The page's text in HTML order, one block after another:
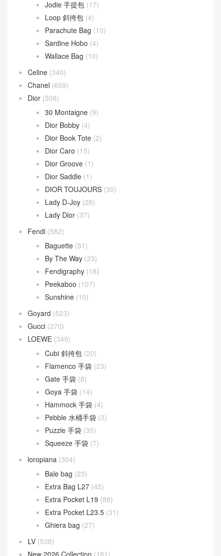
Jodie 手提包 (17)
Loop 斜挎包 (4)
Parachute Bag (10)
Sardine Hobo (4)
Wallace Bag (10)
Celine (340)
Chanel (669)
Dior (508)
30 Montaigne (9)
Dior Bobby (4)
Dior Book Tote (2)
Dior Caro (15)
Dior Groove (1)
Dior Saddle (1)
DIOR TOUJOURS (30)
Lady D-Joy (26)
Lady Dior (37)
Fendi (582)
Baguette (51)
By The Way (23)
Fendigraphy (18)
Peekaboo (107)
Sunshine (10)
Goyard (523)
Gucci (270)
LOEWE (349)
Cubi 斜挎包 (20)
Flamenco 手袋 (23)
Gate 手袋 (8)
Goya 手袋 (14)
Hammock 手袋 (4)
Pebble 水桶手袋 (3)
Puzzle 手袋 (35)
Squeeze 手袋 (7)
loropiana (304)
Bale bag (23)
Extra Bag L27 (45)
Extra Pocket L19 (88)
Extra Pocket L23.5 (31)
Ghiera bag (27)
LV (538)
New 2026 Collection (181)